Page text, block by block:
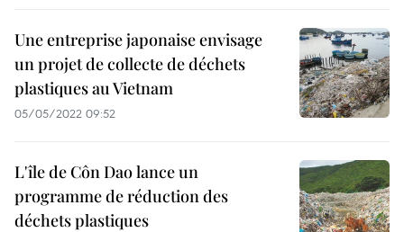
Une entreprise japonaise envisage
un projet de collecte de déchets
plastiques au Vietnam
05/05/2022 09:52
L'île de Côn Dao lance un
programme de réduction des
déchets plastiques